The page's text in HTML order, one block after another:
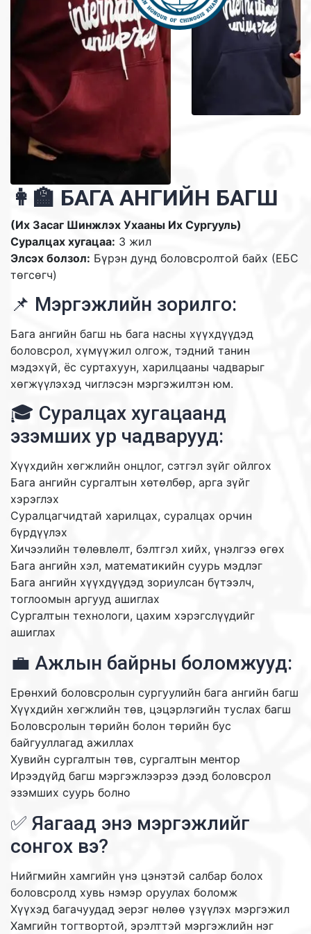
👩‍🏫 БАГА АНГИЙН БАГШ
(Их Засаг Шинжлэх Ухааны Их Сургууль)
Суралцах хугацаа: 3 жил
Элсэх болзол: Бүрэн дунд боловсролтой байх (ЕБС
төгсөгч)
📌 Мэргэжлийн зорилго:
Бага ангийн багш нь бага насны хүүхдүүдэд
боловсрол, хүмүүжил олгож, тэдний танин
мэдэхүй, ёс суртахуун, харилцааны чадварыг
хөгжүүлэхэд чиглэсэн мэргэжилтэн юм.
🎓 Суралцах хугацаанд
эзэмших ур чадварууд:
Хүүхдийн хөгжлийн онцлог, сэтгэл зүйг ойлгох
Бага ангийн сургалтын хөтөлбөр, арга зүйг
хэрэглэх
Суралцагчидтай харилцах, суралцах орчин
бүрдүүлэх
Хичээлийн төлөвлөлт, бэлтгэл хийх, үнэлгээ өгөх
Бага ангийн хэл, математикийн суурь мэдлэг
Бага ангийн хүүхдүүдэд зориулсан бүтээлч,
тоглоомын аргууд ашиглах
Сургалтын технологи, цахим хэрэгслүүдийг
ашиглах
💼 Ажлын байрны боломжууд:
Ерөнхий боловсролын сургуулийн бага ангийн багш
Хүүхдийн хөгжлийн төв, цэцэрлэгийн туслах багш
Боловсролын төрийн болон төрийн бус
байгууллагад ажиллах
Хувийн сургалтын төв, сургалтын ментор
Ирээдүйд багш мэргэжлээрээ дээд боловсрол
эзэмших суурь болно
✅ Яагаад энэ мэргэжлийг
сонгох вэ?
Нийгмийн хамгийн үнэ цэнэтэй салбар болох
боловсролд хувь нэмэр оруулах боломж
Хүүхэд багачуудад эерэг нөлөө үзүүлэх мэргэжил
Хамгийн тогтвортой, эрэлттэй мэргэжлийн нэг